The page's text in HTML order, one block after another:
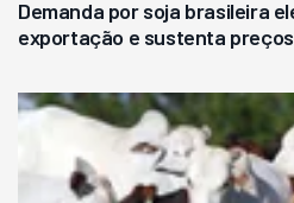
Demanda por soja brasileira
exportação e sustenta